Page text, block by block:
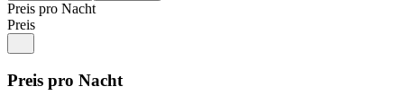
Preis pro Nacht
Preis
Preis pro Nacht